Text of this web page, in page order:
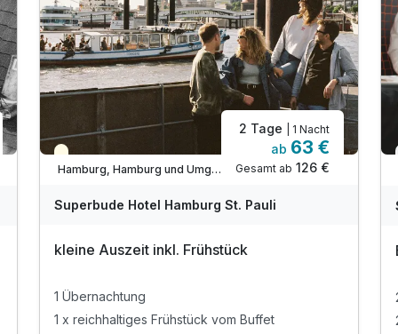
Für 3 Tage p.P. ab199,00 €
Teilweise ausgelastet
Hamburg, Hamburg und Umgebung
2 Tage | 1 Nacht
ab 63 €
Gesamt ab 126 €
Superbude Hotel Hamburg St. Pauli
kleine Auszeit inkl. Frühstück
1 Übernachtung
1 x reichhaltiges Frühstück vom Buffet